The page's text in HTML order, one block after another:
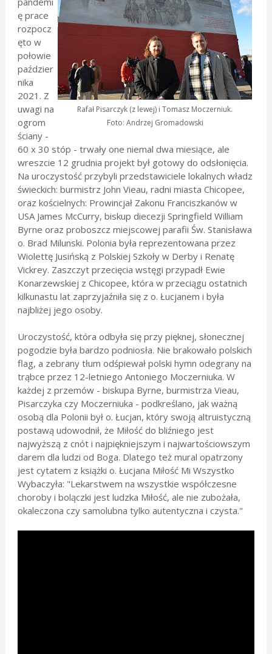
Rafał Pisarczyk (z lewej) i Tomasz Moczerniuk.
Foto: Andrzej Gromadowski
ę prace
rozpocz
ęto w
połowie
paździer
nika
2021. Z
uwagi na
ogrom
ściany -
60 x 30 stóp - trwały one niemal dwa miesiące, ale
wreszcie 12 grudnia projekt był gotowy do odsłonięcia.
Na uroczystość przybyli przedstawiciele lokalnych władz
świeckich: burmistrz John Vieau, radni miasta Chicopee,
oraz kościelnych: Prowincjał Zakonu Franciszkanów w
USA James McCurry, biskup diecezji Springfield William
Byrne oraz proboszcz miejscowej parafii Św. Stanisława
o. Brad Milunski. Polonia była reprezentowana przez
Wiolettę Jusińską z Polskiej Szkoły w Derby i Renatę
Vickrey. Zaszczyt przecięcia wstęgi przypadł Ewie
Konarzewskiej z Chicopee, która w przeciągu ostatnich
kilkunastu lat zaprzyjaźniła się z o. Łucjanem i była
najbliżej jego osoby.
Uroczystość, która odbyła się przy pięknej, słonecznej
pogodzie była bardzo podniosła. Nie brakowało polskich
flag, a zebrany tłum odśpiewał polski hymn odegrany na
trąbce przez 12-letniego Antoniego Moczerniuka. W
każdej z przemów - biskupa Byrne, burmistrza Vieau,
Pisarczyka czy Moczerniuka - podkreślano, jak ważną
osobą dla Polonii był o. Łucjan, który swoją altruistyczną
postawą udowodnił, że Miłość do bliźniego jest
najwyższą z cnót i najpiękniejszym i najwartościowszym
darem dla ludzi od Boga. Dlatego też mural opatrzony
jest cytatem z książki o. Łucjana Miłość Mi Wszystko
Wybaczyła: "Lekarstwem na wszystkie współczesne
choroby i bolączki jest ludzka Miłość, ale nie zubożała,
okaleczona czy samolubna tylko autentyczna i czysta."